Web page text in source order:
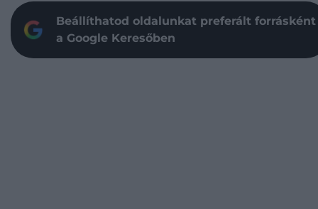
Beállíthatod oldalunkat preferált forrásként
a Google Keresőben